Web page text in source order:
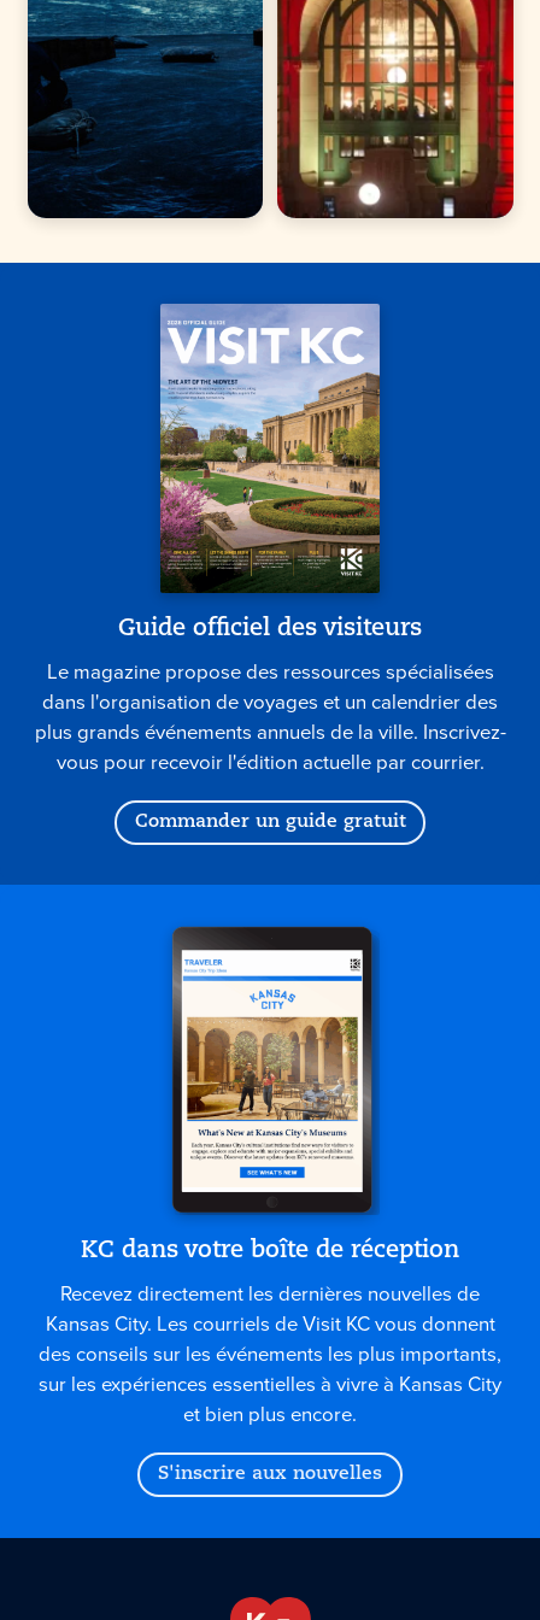
Guide officiel des visiteurs
Le magazine propose des ressources spécialisées
dans l'organisation de voyages et un calendrier des
plus grands événements annuels de la ville. Inscrivez-
vous pour recevoir l'édition actuelle par courrier.
Commander un guide gratuit
KC dans votre boîte de réception
Recevez directement les dernières nouvelles de
Kansas City. Les courriels de Visit KC vous donnent
des conseils sur les événements les plus importants,
sur les expériences essentielles à vivre à Kansas City
et bien plus encore.
S'inscrire aux nouvelles